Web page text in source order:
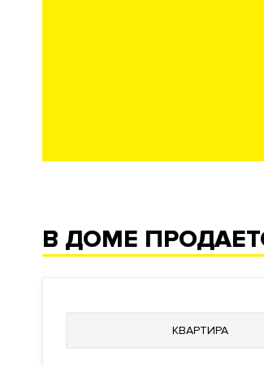
детского развития. Для
время года благодаря специально
жителей на свежем воздухе
В ДОМЕ
КВАРТИРА